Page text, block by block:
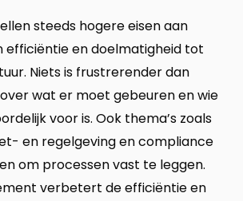
steeds hogere eisen aan
efficiëntie en doelmatigheid tot
Niets is frustrerender dan
wat er moet gebeuren en wie
voor is. Ook thema’s zoals
en regelgeving en compliance
om processen vast te leggen.
verbetert de efficiëntie en